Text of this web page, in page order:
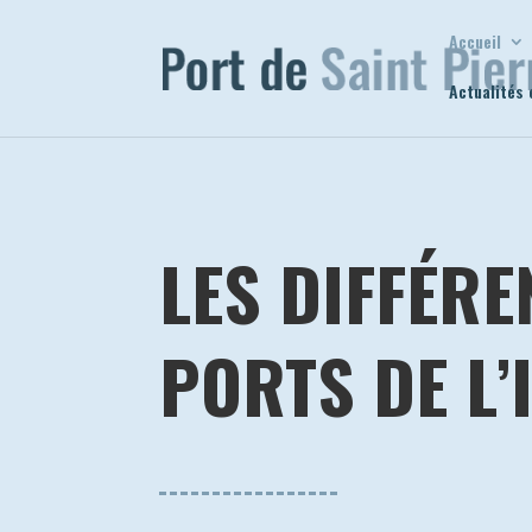
Accueil
Actualités
LES
PORTS DE